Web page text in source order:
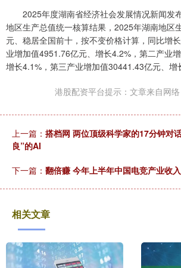
2025年度湖南省经济社会发展情况新闻发
地区生产总值统一核算结果，2025年湖南地区
元、稳居全国前十，按不变价格计算，同比增
业增加值4951.76亿元、增长4.2%，第二产业
增长4.1%，第三产业增加值30441.43亿元、增
港股配资平台提示：文章来自网络
上一篇： 搭档网 两位顶级科学家的17分钟对
良”的AI
下一篇： 翻倍赚 今年上半年中国电竞产业收
相关文章